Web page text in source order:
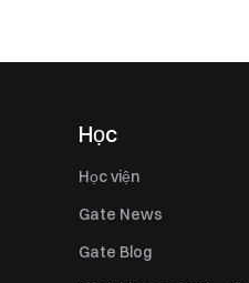
Học
Học viện
Gate News
Gate Blog